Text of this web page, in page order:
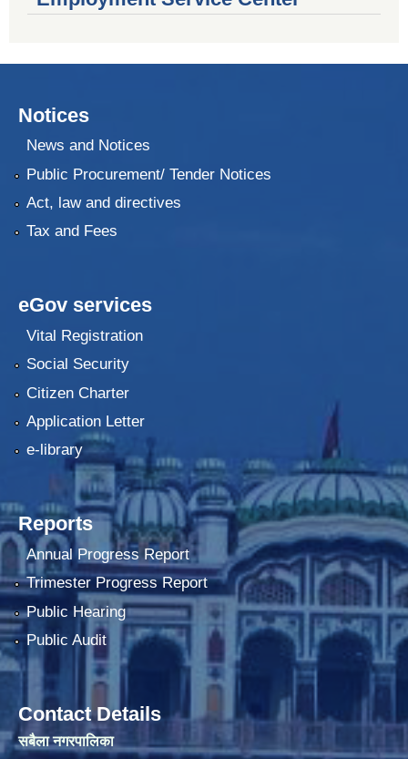
Notices
News and Notices
Public Procurement/ Tender Notices
Act, law and directives
Tax and Fees
eGov services
Vital Registration
Social Security
Citizen Charter
Application Letter
e-library
Reports
Annual Progress Report
Trimester Progress Report
Public Hearing
Public Audit
Contact Details
सबैला नगरपालिका